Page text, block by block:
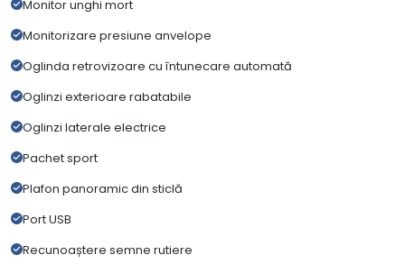
Monitor unghi mort
Monitorizare presiune anvelope
Oglinda retrovizoare cu întunecare automată
Oglinzi exterioare rabatabile
Oglinzi laterale electrice
Pachet sport
Plafon panoramic din sticlă
Port USB
Recunoaștere semne rutiere